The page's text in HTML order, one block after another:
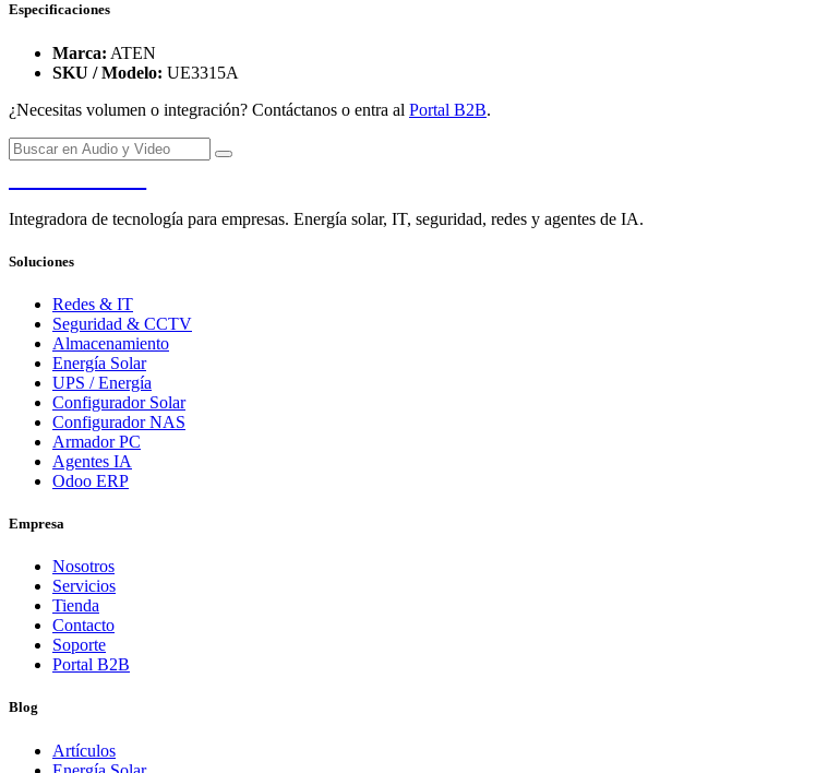
Especificaciones
Marca: ATEN
SKU / Modelo: UE3315A
¿Necesitas volumen o integración? Contáctanos o entra al Portal B2B.
Integradora de tecnología para empresas. Energía solar, IT, seguridad, redes y agentes de IA.
Soluciones
Redes & IT
Seguridad & CCTV
Almacenamiento
Energía Solar
UPS / Energía
Configurador Solar
Configurador NAS
Armador PC
Agentes IA
Odoo ERP
Empresa
Nosotros
Servicios
Tienda
Contacto
Soporte
Portal B2B
Blog
Artículos